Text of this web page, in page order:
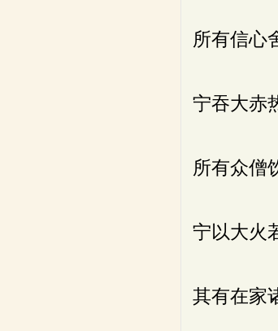
所有信心
宁吞大赤
所有众僧
宁以大火
其有在家